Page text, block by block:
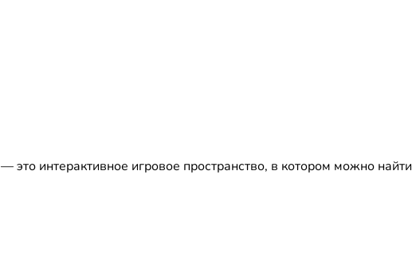
— это интерактивное игровое пространство, в котором можно найти